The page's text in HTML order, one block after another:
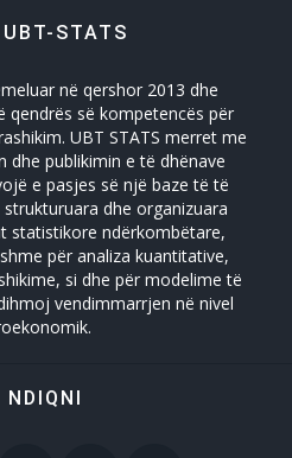
Developmet
UBT-STATS
në qershor 2013 dhe
qendrës së kompetencës për
UBT STATS merret me
dhe publikimin e të dhënave
e pasjes së një baze të të
dhe organizuara
statistikore ndërkombëtare,
për analiza kuantitative,
si dhe për modelime të
vendimmarrjen në nivel
NDIQNI